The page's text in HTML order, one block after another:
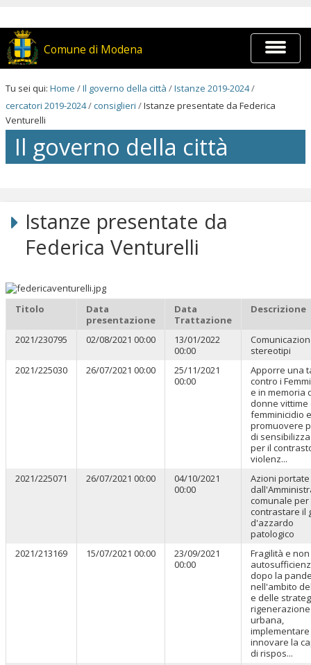
contenuti.
Salta
alla
Comune di Modena
Espandi
barra
di
Tu sei qui: Home /Il governo della città /Istanze 2019-2024/
cercatori 2019-2024/consiglieri /Istanze presentate da Federica
Venturelli
Il governo della città
Salta
navigazione
Istanze presentate da
Federica Venturelli
Titolo
Data
presentazione
Data
Trattazione
Descrizione
2021/230795 02/08/2021 00:00
13/01/2022
00:00
stereotipi
2021/225030
26/07/2021 00:00
25/11/2021
00:00
Apporre una
contro i
e in memoria
donne vittime
femminicidio e
promuovere
di
per il
violenz...
2021/225071
26/07/2021 00:00
04/10/2021
00:00
Azioni
comunale per
contrastare il
d'azzardo
patologico
2021/213169
15/07/2021 00:00
23/09/2021
00:00
Fragilità e non
dopo la
nell'ambito
e delle
rigenerazione
urbana,
innovare la
di rispos...